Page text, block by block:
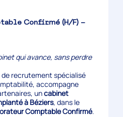
Confirmé (H/F) –
qui avance, sans perdre
recrutement spécialisé
accompagne
uncabinet
à Béziers, dans le
Comptable Confirmé.